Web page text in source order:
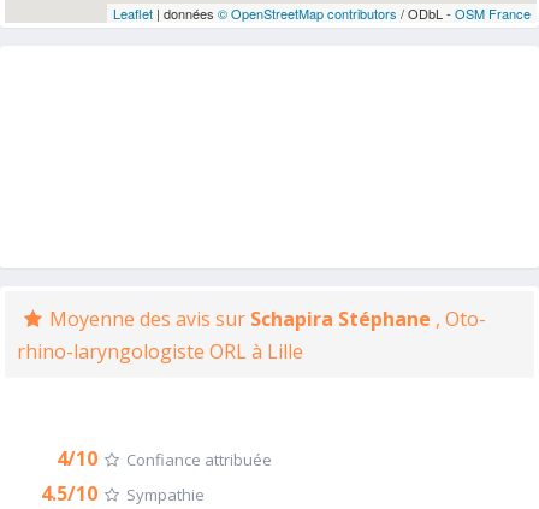
Leaflet| données © OpenStreetMap contributors / ODbL - OSM France
Moyenne des avis sur Schapira Stéphane , Oto-
rhino-laryngologiste ORL à Lille
4/10 Confiance attribuée
4.5/10 Sympathie